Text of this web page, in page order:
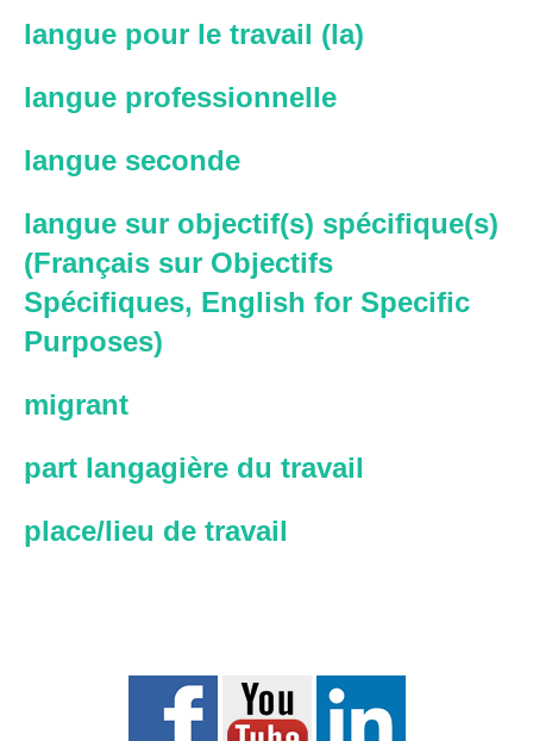
langue pour le travail (la)
langue professionnelle
langue seconde
langue sur objectif(s) spécifique(s)
(Français sur Objectifs
Spécifiques, English for Specific
Purposes)
migrant
part langagière du travail
place/lieu de travail